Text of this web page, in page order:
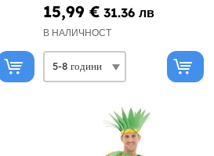
15,99 € 31.36 лв
В НАЛИЧНОСТ